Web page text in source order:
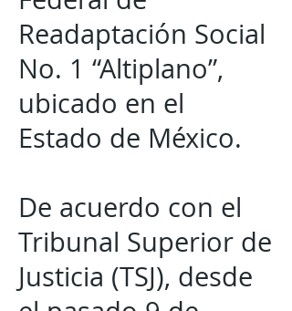
Readaptación Social
No. 1 “Altiplano”,
ubicado en el
Estado de México.
De acuerdo con el
Tribunal Superior de
Justicia (TSJ), desde